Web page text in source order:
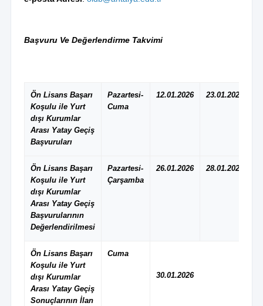
Başvuru Ve Değerlendirme Takvimi
Ön Lisans Başarı
Koşulu ile Yurt
dışı Kurumlar
Arası Yatay Geçiş
Başvuruları
Pazartesi-
Cuma
12.01.2026 23.01.2026
Ön Lisans Başarı
Koşulu ile Yurt
dışı Kurumlar
Arası Yatay Geçiş
Başvurularının
Değerlendirilmesi
Pazartesi-
Çarşamba
26.01.2026 28.01.2026
Ön Lisans Başarı
Koşulu ile Yurt
dışı Kurumlar
Arası Yatay Geçiş
Sonuçlarının İlan
Cuma
30.01.2026